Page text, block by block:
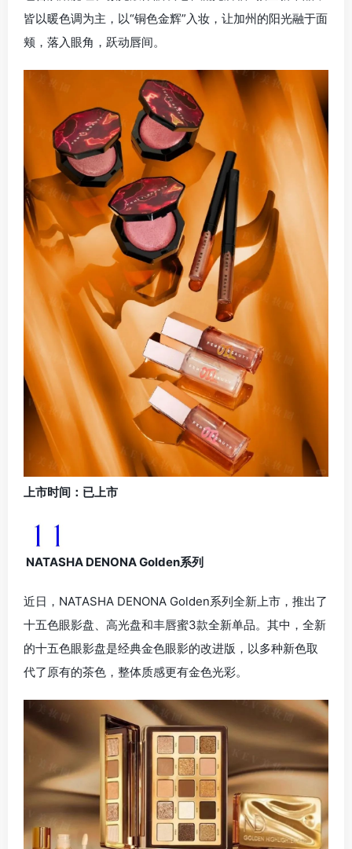
皆以暖色调为主，以“铜色金辉”入妆，让加州的阳光融于面
颊，落入眼角，跃动唇间。
上市时间：已上市
NATASHA DENONA Golden系列
近日，NATASHA DENONA Golden系列全新上市，推出了
十五色眼影盘、高光盘和丰唇蜜3款全新单品。其中，全新
的十五色眼影盘是经典金色眼影的改进版，以多种新色取
代了原有的茶色，整体质感更有金色光彩。